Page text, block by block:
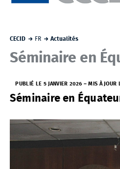
CECID FR Actualités
Séminaire en
PUBLIÉ LE 5 JANVIER 2026 – MIS À JOUR
Séminaire en